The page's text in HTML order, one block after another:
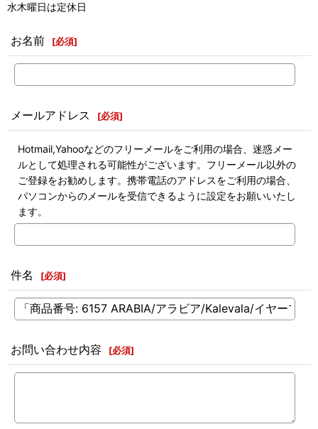
水木曜日は定休日
お名前 [必須]
メールアドレス [必須]
Hotmail,Yahooなどのフリーメールをご利用の場合、迷惑メー
ルとして処理される可能性がございます。フリーメール以外の
ご登録をお勧めします。携帯電話のアドレスをご利用の場合、
パソコンからのメールを受信できるように設定をお願いいたし
ます。
件名 [必須]
お問い合わせ内容 [必須]